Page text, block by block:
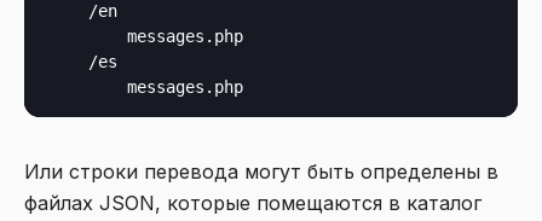
    /en
        messages.php
    /es
Или строки перевода могут быть определены в
файлах JSON, которые помещаются в каталог